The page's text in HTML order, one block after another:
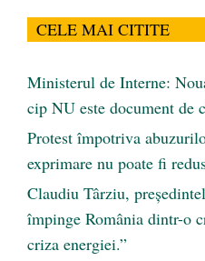
CELE MAI CITITE
Ministerul de Interne:
cip NU este document de
Protest împotriva
exprimare nu poate fi
Claudiu Târziu,
împinge România dintr-o
criza energiei.”